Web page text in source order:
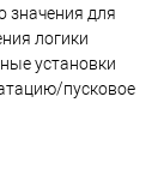
значения для
логики
установки
пусковое